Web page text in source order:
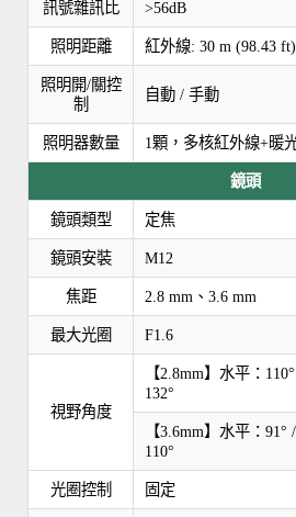
訊號雜訊比 >56dB
照明距離 紅外線: 30 m (98.43
照明開/關控
制
自動 / 手動
照明器數量 1顆，多核紅外線+暖
鏡頭
鏡頭類型 定焦
鏡頭安裝 M12
焦距 2.8 mm、3.6 mm
最大光圈 F1.6
視野角度
【2.8mm】水平：
132°
【3.6mm】水平：
110°
光圈控制 固定